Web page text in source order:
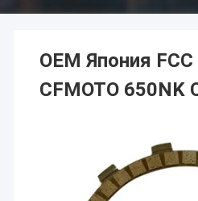
OEM Япония
CFMOTO 650NK